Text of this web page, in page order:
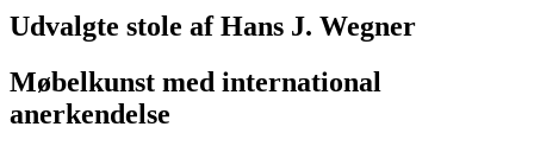
Udvalgte stole af Hans J. Wegner
Møbelkunst med international
anerkendelse